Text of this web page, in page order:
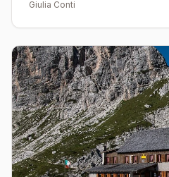
Giulia Conti